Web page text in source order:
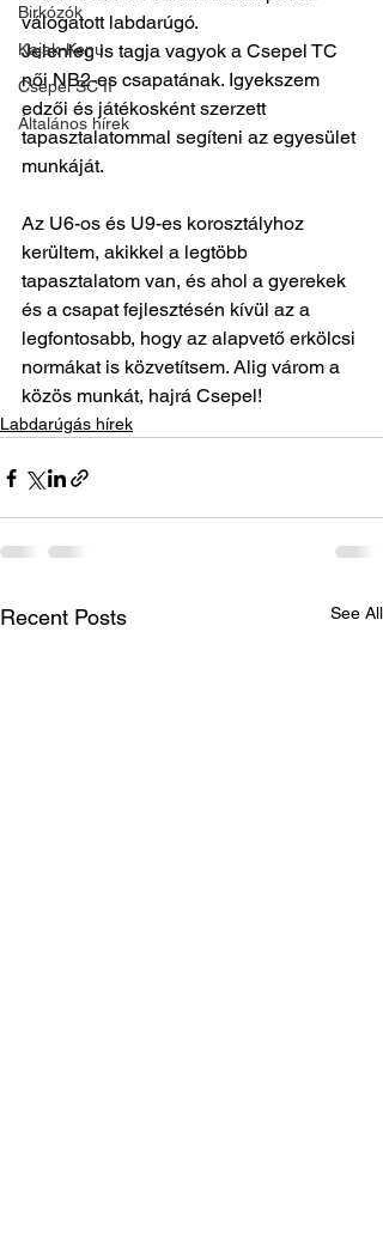
Birkózók
Kajak-Kenu
Csepel SC II
Általános hírek
válogatott labdarúgó.
Jelenleg is tagja vagyok a Csepel TC
női NB2-es csapatának. Igyekszem
edzői és játékosként szerzett
tapasztalatommal segíteni az egyesület
munkáját.
Az U6-os és U9-es korosztályhoz
kerültem, akikkel a legtöbb
tapasztalatom van, és ahol a gyerekek
és a csapat fejlesztésén kívül az a
legfontosabb, hogy az alapvető erkölcsi
normákat is közvetítsem. Alig várom a
közös munkát, hajrá Csepel!
Labdarúgás hírek
Recent Posts See All